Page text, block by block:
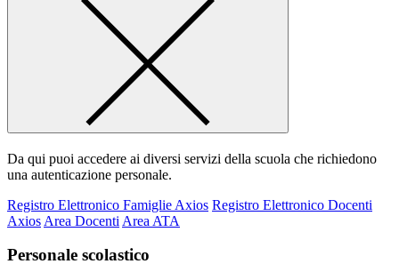
Da qui puoi accedere ai diversi servizi della scuola che richiedono
una autenticazione personale.
Registro Elettronico Famiglie Axios Registro Elettronico Docenti
Axios Area Docenti Area ATA
Personale scolastico